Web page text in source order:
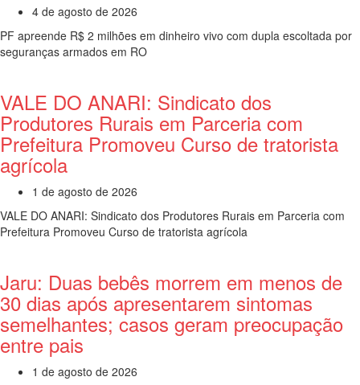
4 de agosto de 2026
PF apreende R$ 2 milhões em dinheiro vivo com dupla escoltada por
seguranças armados em RO
VALE DO ANARI: Sindicato dos
Produtores Rurais em Parceria com
Prefeitura Promoveu Curso de tratorista
agrícola
1 de agosto de 2026
VALE DO ANARI: Sindicato dos Produtores Rurais em Parceria com
Prefeitura Promoveu Curso de tratorista agrícola
Jaru: Duas bebês morrem em menos de
30 dias após apresentarem sintomas
semelhantes; casos geram preocupação
entre pais
1 de agosto de 2026